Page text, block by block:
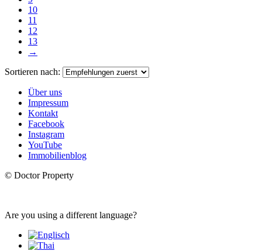
10
11
12
13
→
Sortieren nach:
Über uns
Impressum
Kontakt
Facebook
Instagram
YouTube
Immobilienblog
© Doctor Property
Are you using a different language?